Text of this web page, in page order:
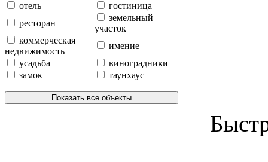
отель
гостиница
ресторан
земельный
участок
коммерческая
недвижимость
имение
усадьба
виноградники
замок
таунхаус
Показать все объекты